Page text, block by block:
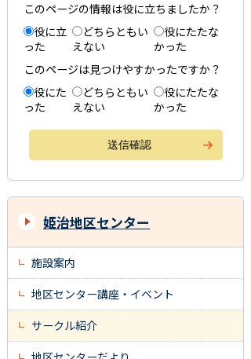
このページの情報は役に立ちましたか？
役に立
った
どちらともい
えない
役にたたな
かった
このページは見つけやすかったですか？
役にた
った
どちらともい
えない
役にたたな
かった
姫治地区センター
施設案内
地区センター講座・イベント
サークル紹介